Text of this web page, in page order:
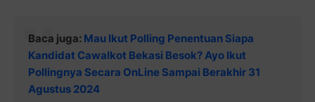
Baca juga: Mau Ikut Polling Penentuan Siapa
Kandidat Cawalkot Bekasi Besok? Ayo Ikut
Pollingnya Secara OnLine Sampai Berakhir 31
Agustus 2024